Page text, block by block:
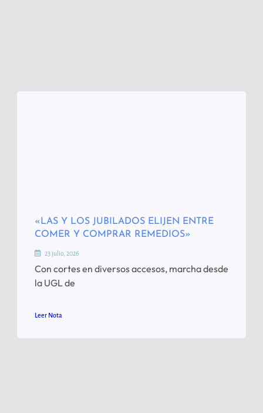
«LAS Y LOS JUBILADOS ELIJEN ENTRE
COMER Y COMPRAR REMEDIOS»
23 julio, 2026
Con cortes en diversos accesos, marcha desde
la UGL de
Leer Nota